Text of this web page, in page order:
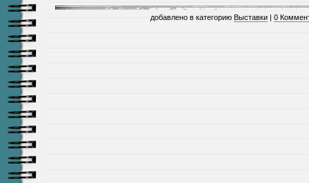
добавлено в категорию Выставки 0